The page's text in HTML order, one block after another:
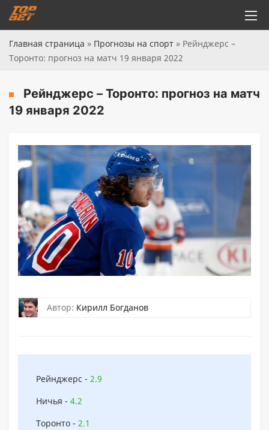
Главная страница » Прогнозы на спорт » Рейнджерс –
Торонто: прогноз на матч 19 января 2022
Рейнджерс – Торонто: прогноз на матч
19 января 2022
Автор: Кирилл Богданов
Рейнджерс - 2.9
Ничья - 4.2
Торонто - 2.1